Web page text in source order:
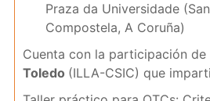
Praza da Universidade
Compostela, A Coruña)
Cuenta con la participación de
Toledo (ILLA-CSIC) que